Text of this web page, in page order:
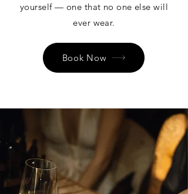
yourself — one that no one else will
ever wear.
Book Now